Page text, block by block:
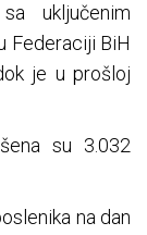
uključenim
Federaciji BiH
je u prošloj
su 3.032
na dan